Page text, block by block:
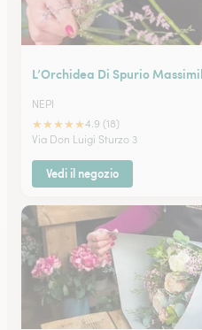
L’Orchidea Di Spurio
NEPI
★★★★★4.9 (18)
Via Don Luigi Sturzo 3
Vedi il negozio